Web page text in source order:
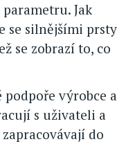
Jak
se silnějšími prsty
se zobrazí to, co
výrobce a
s uživateli a
do